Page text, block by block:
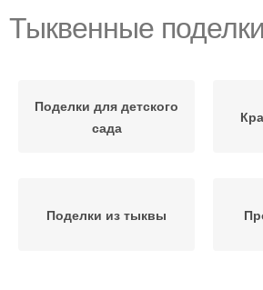
Тыквенные поделки
Поделки для детского
сада
Поделки из тыквы